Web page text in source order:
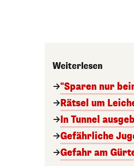
Weiterlesen
"Sparen nur
Rätsel um
In Tunnel
Gefährliche
Gefahr am